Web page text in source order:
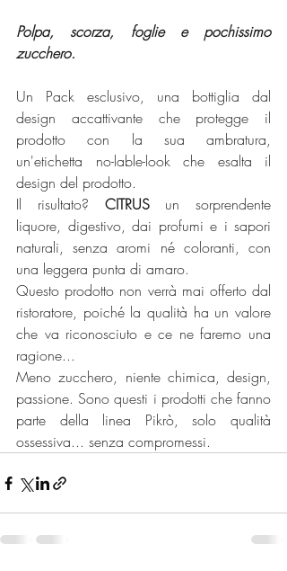
Polpa, scorza, foglie e pochissimo
zucchero.
Un Pack esclusivo, una bottiglia dal
design accattivante che protegge il
prodotto con la sua ambratura,
un'etichetta no-lable-look che esalta il
design del prodotto.
Il risultato? CITRUS un sorprendente
liquore, digestivo, dai profumi e i sapori
naturali, senza aromi né coloranti, con
una leggera punta di amaro.
Questo prodotto non verrà mai offerto dal
ristoratore, poiché la qualità ha un valore
che va riconosciuto e ce ne faremo una
ragione...
Meno zucchero, niente chimica, design,
passione. Sono questi i prodotti che fanno
parte della linea Pikrò, solo qualità
ossessiva... senza compromessi.